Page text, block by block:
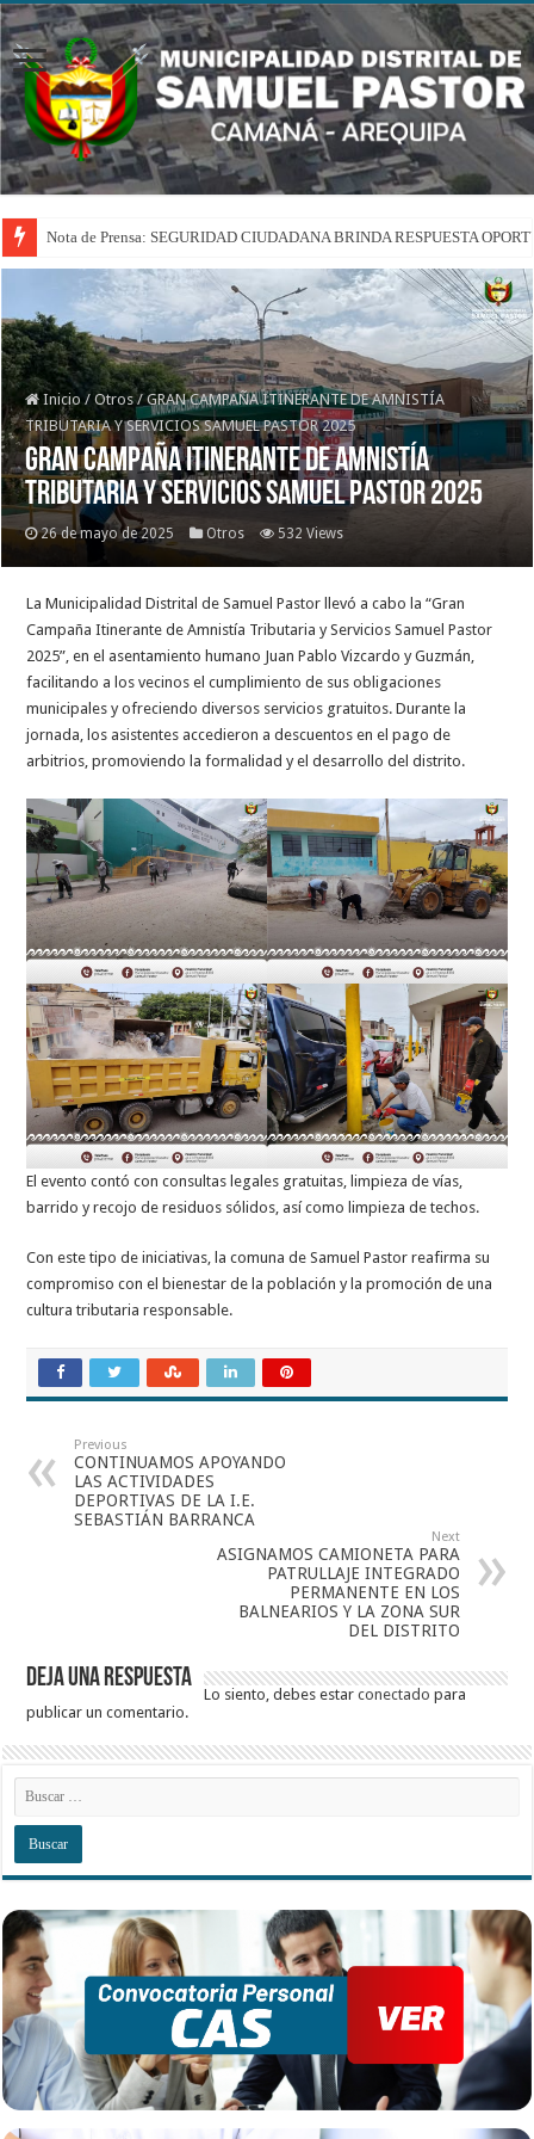
Nota de Prensa: SEGURIDAD CIUDADANA BRINDA RESPUESTA
Inicio / Otros / GRAN CAMPAÑA ITINERANTE DE AMNISTÍA
TRIBUTARIA Y SERVICIOS SAMUEL PASTOR 2025
GRAN CAMPAÑA ITINERANTE DE AMNISTÍA
TRIBUTARIA Y SERVICIOS SAMUEL PASTOR 2025
26 de mayo de 2025 Otros 532 Views
La Municipalidad Distrital de Samuel Pastor llevó a cabo la “Gran
Campaña Itinerante de Amnistía Tributaria y Servicios Samuel Pastor
2025”, en el asentamiento humano Juan Pablo Vizcardo y Guzmán,
facilitando a los vecinos el cumplimiento de sus obligaciones
municipales y ofreciendo diversos servicios gratuitos. Durante la
jornada, los asistentes accedieron a descuentos en el pago de
arbitrios, promoviendo la formalidad y el desarrollo del distrito.
El evento contó con consultas legales gratuitas, limpieza de vías,
barrido y recojo de residuos sólidos, así como limpieza de techos.
Con este tipo de iniciativas, la comuna de Samuel Pastor reafirma su
compromiso con el bienestar de la población y la promoción de una
cultura tributaria responsable.
Previous
CONTINUAMOS APOYANDO
LAS ACTIVIDADES
DEPORTIVAS DE LA I.E.
SEBASTIÁN BARRANCA
Next
ASIGNAMOS CAMIONETA PARA
PATRULLAJE INTEGRADO
PERMANENTE EN LOS
BALNEARIOS Y LA ZONA SUR
DEL DISTRITO
Deja una respuesta
Lo siento, debes estarconectado para
publicar un comentario.